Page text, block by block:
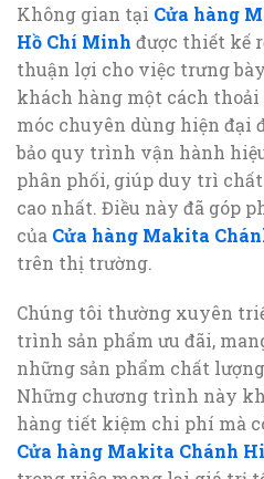
Không gian tại Cửa hàng
Hồ Chí Minh được thiết kế
thuận lợi cho việc trưng
khách hàng một cách
móc chuyên dùng hiện đại
bảo quy trình vận hành
phân phối, giúp duy trì
cao nhất. Điều này đã góp
của Cửa hàng Makita
trên thị trường.
Chúng tôi thường xuyên
trình sản phẩm ưu đãi,
những sản phẩm chất
Những chương trình này
hàng tiết kiệm chi phí mà
Cửa hàng Makita Chánh